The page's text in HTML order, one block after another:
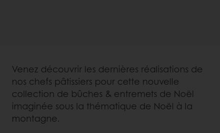
Venez découvrir les dernières réalisations de
nos chefs pâtissiers pour cette nouvelle
collection de bûches & entremets de Noël
imaginée sous la thématique de Noël à la
montagne.